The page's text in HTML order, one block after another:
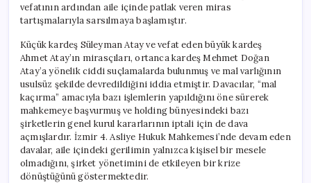
vefatının ardından aile içinde patlak veren miras
tartışmalarıyla sarsılmaya başlamıştır.
Küçük kardeş Süleyman Atay ve vefat eden büyük kardeş
Ahmet Atay’ın mirasçıları, ortanca kardeş Mehmet Doğan
Atay’a yönelik ciddi suçlamalarda bulunmuş ve mal varlığının
usulsüz şekilde devredildiğini iddia etmiştir. Davacılar, “mal
kaçırma” amacıyla bazı işlemlerin yapıldığını öne sürerek
mahkemeye başvurmuş ve holding bünyesindeki bazı
şirketlerin genel kurul kararlarının iptali için de dava
açmışlardır. İzmir 4. Asliye Hukuk Mahkemesi’nde devam eden
davalar, aile içindeki gerilimin yalnızca kişisel bir mesele
olmadığını, şirket yönetimini de etkileyen bir krize
dönüştüğünü göstermektedir.